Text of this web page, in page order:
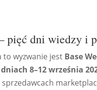
pięć dni wiedzy i
to wyzwanie jest Base
8–12 września